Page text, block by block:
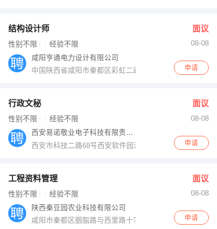
结构设计师 面议
性别不限 经验不限
08-08
咸阳亨通电力设计有限公司
中国陕西省咸阳市秦都区彩虹二路
申请
行政文秘 面议
性别不限 经验不限
08-08
西安易诺敬业电子科技有限责任公司
西安市科技二路68号西安软件园汉韵阁E座201
申请
工程资料管理 面议
性别不限 经验不限
08-08
陕西秦豆园农业科技有限公司
咸阳市秦都区胭脂路与西里路十字东北角
申请